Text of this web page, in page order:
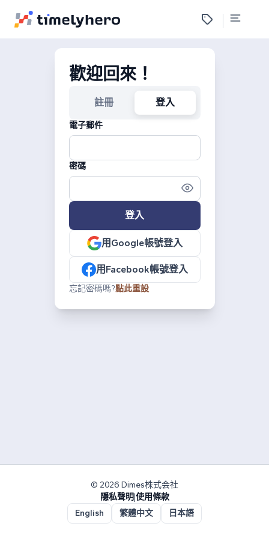
歡迎回來！
註冊 登入
電子郵件
密碼
登入
用Google帳號登入
用Facebook帳號登入
忘記密碼嗎?點此重設
© 2026 Dimes株式会社
隱私聲明|使用條款
English
繁體中文 日本語